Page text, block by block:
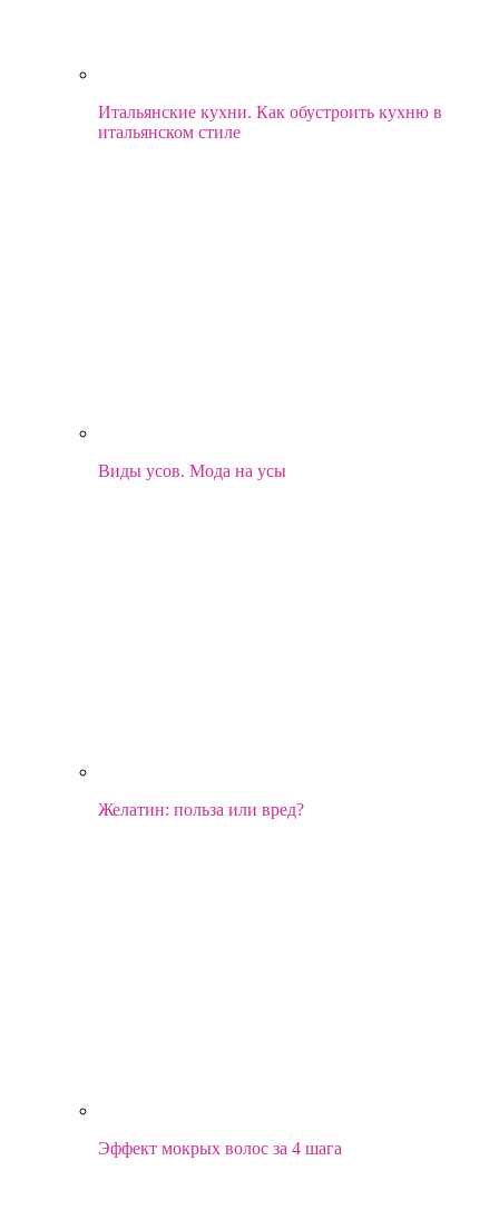
Итальянские кухни. Как обустроить кухню в
итальянском стиле
Виды усов. Мода на усы
Желатин: польза или вред?
Эффект мокрых волос за 4 шага